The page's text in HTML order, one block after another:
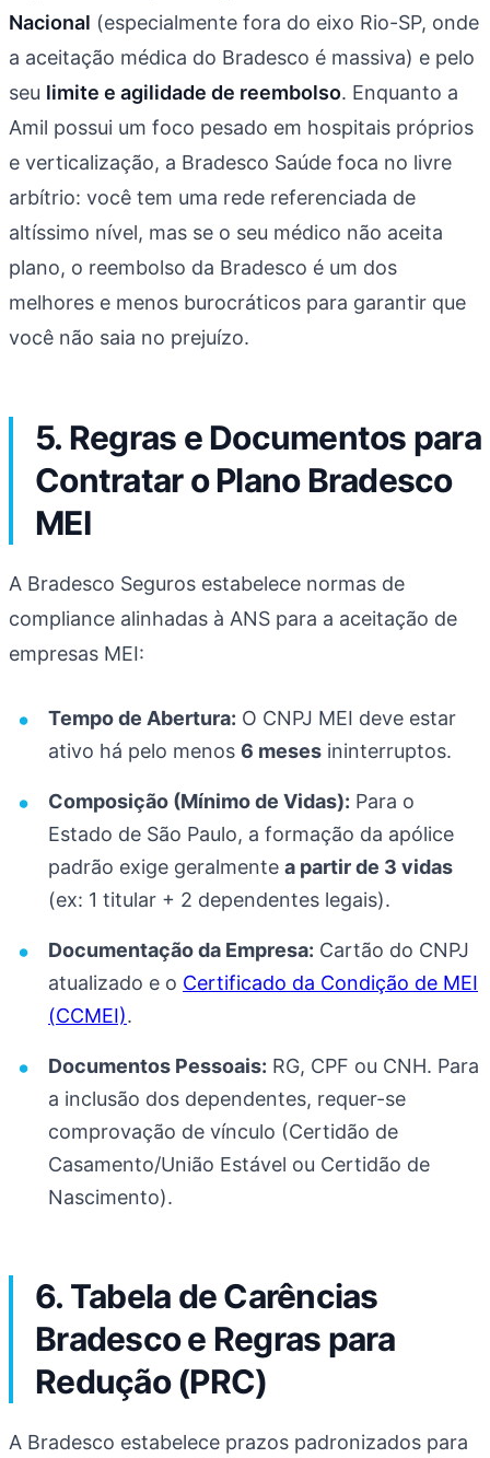
Nacional (especialmente fora do eixo Rio-SP, onde
a aceitação médica do Bradesco é massiva) e pelo
seu limite e agilidade de reembolso. Enquanto a
Amil possui um foco pesado em hospitais próprios
e verticalização, a Bradesco Saúde foca no livre
arbítrio: você tem uma rede referenciada de
altíssimo nível, mas se o seu médico não aceita
plano, o reembolso da Bradesco é um dos
melhores e menos burocráticos para garantir que
você não saia no prejuízo.
5. Regras e Documentos para
Contratar o Plano Bradesco
MEI
A Bradesco Seguros estabelece normas de
compliance alinhadas à ANS para a aceitação de
empresas MEI:
Tempo de Abertura: O CNPJ MEI deve estar
ativo há pelo menos 6 meses ininterruptos.
Composição (Mínimo de Vidas): Para o
Estado de São Paulo, a formação da apólice
padrão exige geralmente a partir de 3 vidas
(ex: 1 titular + 2 dependentes legais).
Documentação da Empresa: Cartão do CNPJ
atualizado e o Certificado da Condição de MEI
(CCMEI).
Documentos Pessoais: RG, CPF ou CNH. Para
a inclusão dos dependentes, requer-se
comprovação de vínculo (Certidão de
Casamento/União Estável ou Certidão de
Nascimento).
6. Tabela de Carências
Bradesco e Regras para
Redução (PRC)
A Bradesco estabelece prazos padronizados para